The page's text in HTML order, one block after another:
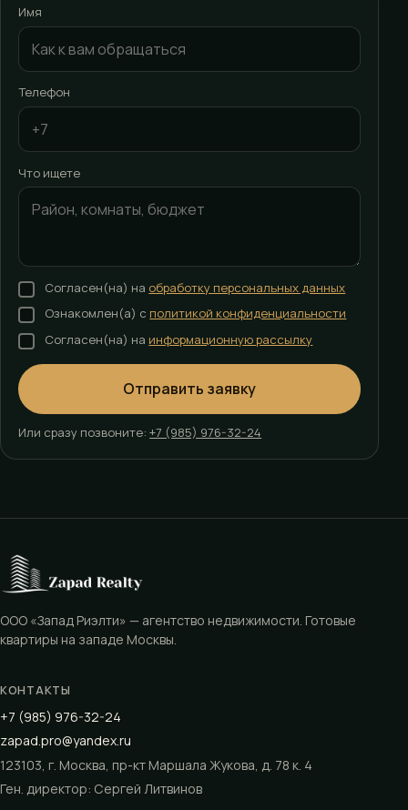
Имя
Телефон
Что ищете
Согласен(на) на обработку персональных данных
Ознакомлен(а) с политикой конфиденциальности
Согласен(на) на информационную рассылку
Отправить заявку
Или сразу позвоните:+7 (985) 976-32-24
ООО «Запад Риэлти» — агентство недвижимости. Готовые
квартиры на западе Москвы.
КОНТАКТЫ
+7 (985) 976-32-24
zapad.pro@yandex.ru
123103, г. Москва, пр-кт Маршала Жукова, д. 78 к. 4
Ген. директор: Сергей Литвинов